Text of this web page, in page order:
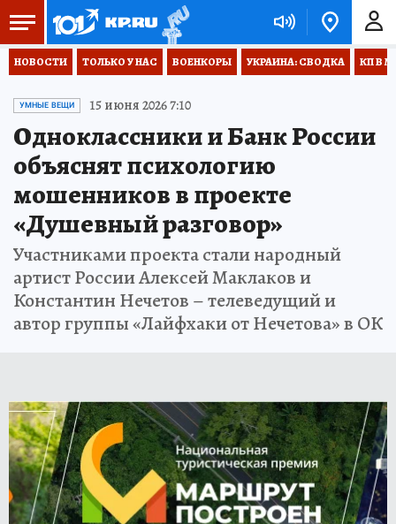
НОВОСТИ ТОЛЬКО У НАС ВОЕНКОРЫ УКРАИНА: СВОДКА КП В
УМНЫЕ ВЕЩИ 15 июня 2026 7:10
Одноклассники и Банк России
объяснят психологию
мошенников в проекте
«Душевный разговор»
Участниками проекта стали народный
артист России Алексей Маклаков и
Константин Нечетов – телеведущий и
автор группы «Лайфхаки от Нечетова» в ОК